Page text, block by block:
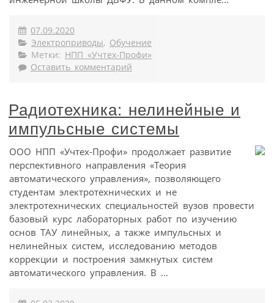
07.09.2020
Электроприводы, Обучение
Метки: НПП «Учтех-Профи»
Оставить комментарий
Радиотехника: нелинейные и
импульсные системы
ООО НПП «Учтех-Профи» продолжает развитие
перспективного направления «Теория
автоматического управления», позволяющего
студентам электротехнических и не
электротехнических специальностей вузов провести
базовый курс лабораторных работ по изучению
основ ТАУ линейных, а также импульсных и
нелинейных систем, исследованию методов
коррекции и построения замкнутых систем
автоматического управления. В ...